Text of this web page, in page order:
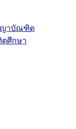
ญาบัณฑิต
ศึกษา